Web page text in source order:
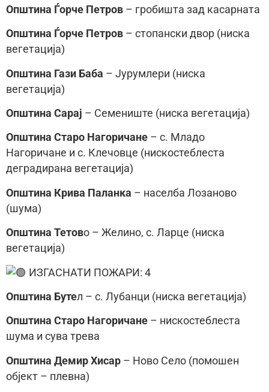
Општина Ѓорче Петров – гробишта зад касарната
Општина Ѓорче Петров – стопански двор (ниска
вегетација)
Општина Гази Баба – Јурумлери (ниска
вегетација)
Општина Сарај – Семениште (ниска вегетација)
Општина Старо Нагоричане – с. Младо
Нагоричане и с. Клечовце (нискостеблеста
деградирана вегетација)
Општина Крива Паланка – населба Лозаново
(шума)
Општина Тетово – Желино, с. Ларце (ниска
вегетација)
ИЗГАСНАТИ ПОЖАРИ: 4
Општина Бутел – с. Лубанци (ниска вегетација)
Општина Старо Нагоричане – нискостеблеста
шума и сува трева
Општина Демир Хисар – Ново Село (помошен
објект – плевна)